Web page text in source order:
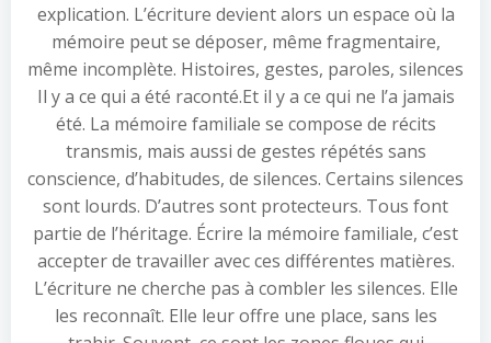
explication. L’écriture devient alors un espace où la
mémoire peut se déposer, même fragmentaire,
même incomplète. Histoires, gestes, paroles, silences
Il y a ce qui a été raconté.Et il y a ce qui ne l’a jamais
été. La mémoire familiale se compose de récits
transmis, mais aussi de gestes répétés sans
conscience, d’habitudes, de silences. Certains silences
sont lourds. D’autres sont protecteurs. Tous font
partie de l’héritage. Écrire la mémoire familiale, c’est
accepter de travailler avec ces différentes matières.
L’écriture ne cherche pas à combler les silences. Elle
les reconnaît. Elle leur offre une place, sans les